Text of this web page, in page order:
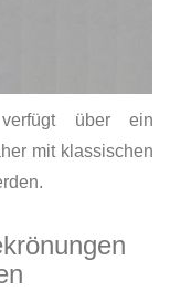
verfügt über ein
mit klassischen